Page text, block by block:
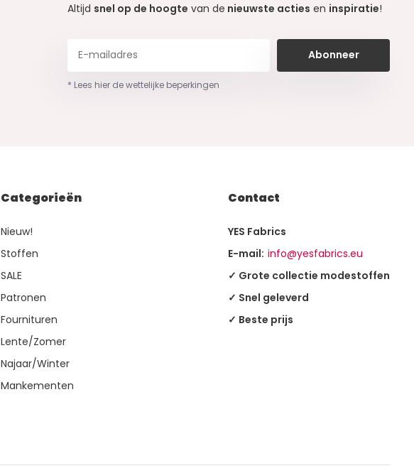
Altijd snel op de hoogte van de nieuwste acties en inspiratie!
Abonneer
* Lees hier de wettelijke beperkingen
Categorieën
Nieuw!
Stoffen
SALE
Patronen
Fournituren
Lente/Zomer
Najaar/Winter
Mankementen
Contact
YES Fabrics
E-mail: info@yesfabrics.eu
✓ Grote collectie modestoffen
✓ Snel geleverd
✓ Beste prijs